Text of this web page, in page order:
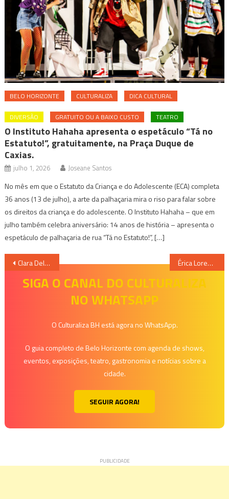
BELO HORIZONTE CULTURALIZA DICA CULTURAL
DIVERSÃO GRATUITO OU A BAIXO CUSTO TEATRO
O Instituto Hahaha apresenta o espetáculo “Tá no
Estatuto!”, gratuitamente, na Praça Duque de
Caxias.
julho 1, 2026 Joseane Santos
No mês em que o Estatuto da Criança e do Adolescente (ECA) completa
36 anos (13 de julho), a arte da palhaçaria mira o riso para falar sobre
os direitos da criança e do adolescente. O Instituto Hahaha – que em
julho também celebra aniversário: 14 anos de história – apresenta o
espetáculo de palhaçaria de rua “Tá no Estatuto!”, […]
Navegação
Clara Delgado lança seu primeiro disco de inéditas, o “Antes da palavra” Érica Lorentz apresenta “Nasci de Ovo”
SIGA O CANAL DO CULTURALIZA
NO WHATSAPP
O Culturaliza BH está agora no WhatsApp.
O guia completo de Belo Horizonte com agenda de shows,
eventos, exposições, teatro, gastronomia e notícias sobre a
cidade.
SEGUIR AGORA!